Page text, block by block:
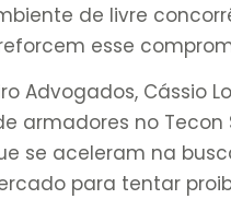
de livre
esse
Advogados, Cássio
no Tecon
se aceleram na
para tentar